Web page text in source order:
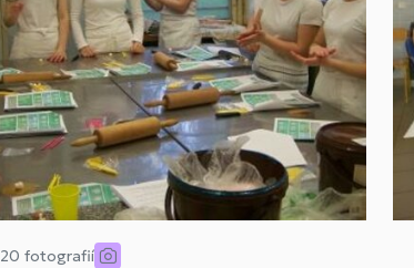
20 fotografií